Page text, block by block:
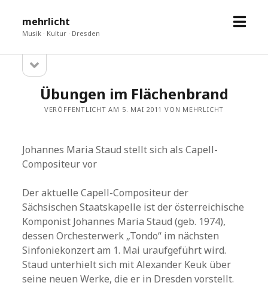
mehrlicht
Musik · Kultur · Dresden
Menü
Sidebar
öffnen
Übungen im Flächenbrand
VERÖFFENTLICHT AM 5. MAI 2011 VON MEHRLICHT
Johannes Maria Staud stellt sich als Capell-
Compositeur vor
Der aktuelle Capell-Compositeur der
Sächsischen Staatskapelle ist der österreichische
Komponist Johannes Maria Staud (geb. 1974),
dessen Orchesterwerk „Tondo“ im nächsten
Sinfoniekonzert am 1. Mai uraufgeführt wird.
Staud unterhielt sich mit Alexander Keuk über
seine neuen Werke, die er in Dresden vorstellt.